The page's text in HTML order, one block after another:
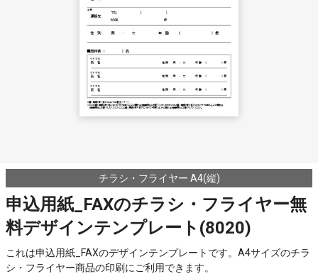
チラシ・フライヤー A4(縦)
申込用紙_FAXのチラシ・フライヤー無
料デザインテンプレート(8020)
これは申込用紙_FAXのデザインテンプレートです。A4サイズのチラ
シ・フライヤー商品の印刷にご利用できます。